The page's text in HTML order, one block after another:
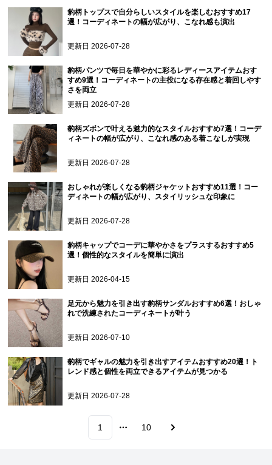
豹柄トップスで自分らしいスタイルを楽しむおすすめ17
選！コーディネートの幅が広がり、こなれ感も演出
更新日2026-07-28
豹柄パンツで毎日を華やかに彩るレディースアイテムおす
すめ9選！コーディネートの主役になる存在感と着回しやす
さを両立
更新日2026-07-28
豹柄ズボンで叶える魅力的なスタイルおすすめ7選！コーデ
ィネートの幅が広がり、こなれ感のある着こなしが実現
更新日2026-07-28
おしゃれが楽しくなる豹柄ジャケットおすすめ11選！コー
ディネートの幅が広がり、スタイリッシュな印象に
更新日2026-07-28
豹柄キャップでコーデに華やかさをプラスするおすすめ5
選！個性的なスタイルを簡単に演出
更新日2026-04-15
足元から魅力を引き出す豹柄サンダルおすすめ6選！おしゃ
れで洗練されたコーディネートが叶う
更新日2026-07-10
豹柄でギャルの魅力を引き出すアイテムおすすめ20選！ト
レンド感と個性を両立できるアイテムが見つかる
更新日2026-07-28
1
More pages
10